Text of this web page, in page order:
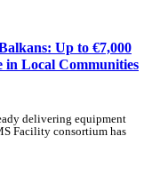
Up to €7,000
in Local Communities
delivering equipment
Facility consortium has